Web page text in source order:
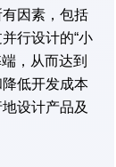
因素，包括
行设计的“小
，从而达到
低开发成本
设计产品及